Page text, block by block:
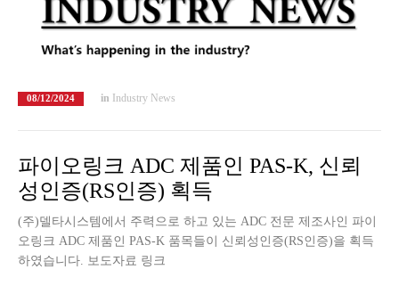
08/12/2024 in Industry News
파이오링크 ADC 제품인 PAS-K, 신뢰
성인증(RS인증) 획득
(주)델타시스템에서 주력으로 하고 있는 ADC 전문 제조사인 파이
오링크 ADC 제품인 PAS-K 품목들이 신뢰성인증(RS인증)을 획득
하였습니다. 보도자료 링크